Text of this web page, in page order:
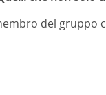
del gruppo